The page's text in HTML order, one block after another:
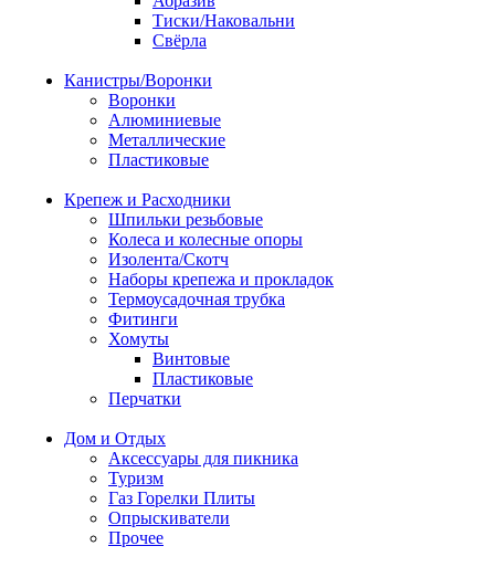
Тиски/Наковальни
Свёрла
Канистры/Воронки
Воронки
Алюминиевые
Металлические
Пластиковые
Крепеж и Расходники
Шпильки резьбовые
Колеса и колесные опоры
Изолента/Скотч
Наборы крепежа и прокладок
Термоусадочная трубка
Фитинги
Хомуты
Винтовые
Пластиковые
Перчатки
Дом и Отдых
Аксессуары для пикника
Туризм
Газ Горелки Плиты
Опрыскиватели
Прочее